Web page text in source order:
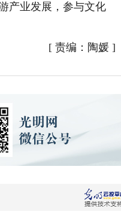
产业发展，参与文化
[ 责编：陶媛 ]